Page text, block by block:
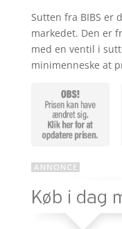
Sutten fra BIBS er
markedet. Den er
med en ventil i
minimenneske at